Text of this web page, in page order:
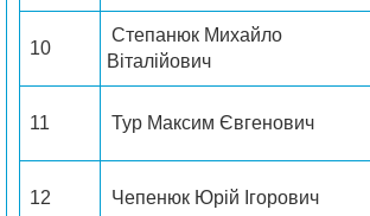
10
Степанюк Михайло
Віталійович
11 Тур Максим Євгенович
12 Чепенюк Юрій Ігорович